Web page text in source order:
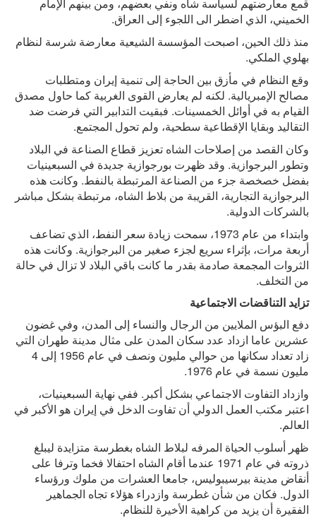
الخميني، الذي اضطر الى اللجوء إلى العراق.
منذ ذلك الحين، اصبحت المؤسسة الشيعية معارضة شرسة لنظام
بهلوي الملكي.
وقع النظام في مأزق بين الحاجة إلى تنمية إيران ومتطلبات
مصالح الإمبريالية. لكنه لم يعارض القوى الغربية كما حاول مصدق
القيام به في أوائل الخمسينات. فبقيت التدابير التي فرضت ضد
التقاليد وبقايا الإقطاعية سطحية، ولم تحول المجتمع.
وكان القصد من إصلاحات الشاه تعزيز قطاع الصناعة في البلاد
وتطور البرجوازية. وقد ظهرت بورجوازية جديدة في السبعينيات
بفضل خصخصة جزء من الصناعة المرتبطة بالنفط. وكانت هذه
البرجوازية التجارية، القريبة من بلاط الشاه، مرتبطة بشكل مباشر
بالشركات الدولية.
وابتداء من عام 1973، سمحت زيادة سعر النفط، الذي تضاعف
أربعة مرات، بإثراء سريع لجزء صغير من البرجوازية. وكانت هذه
الثروات المجمعة صادمة بقدر ما كانت باقي البلاد لا تزال في حالة
من التخلف.
تزايد التناقضات الاجتماعية
دفع البؤس الملايين من الرجال والنساء إلى المدن، وفي غضون
عشرين عاما ازداد عدد سكان المدن على مثال مدينة طهران التي
زاد تعداد سكانها من حوالي مليون ونصف في عام 1956 إلى 4
مليون نسمة في عام 1976.
وازداد التفاوت الاجتماعي بشكل أكبر. ففي نهاية السبعينيات،
اعتبر مكتب العمل الدولي أن تفاوت الدخل في إيران هو الأكبر في
العالم.
ظهر أسلوب الحياة المرفه لبلاط الشاه بغطرسة متزايدة ليبلغ
ذروته في عام 1971 عندما أقام الشاه احتفالا فخما وترفا على
أنقاض مدينة بيرسيبوليس، جامعا العشرات من ملوك ورؤساء
الدول. فكان من شأن غطرسة وازدراء هؤلاء تجاه الجماهير
الفقيرة أن يزيد من كراهية الأخيرة للنظام.